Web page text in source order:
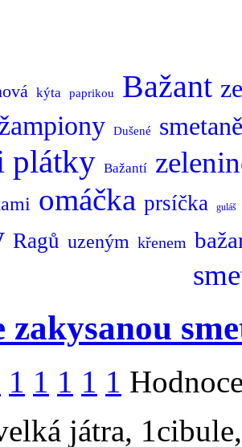
kýta paprikou Bažant
žampiony Dušené smetaně
plátky Bažantí
omáčka prsíčka guláš
Ragů uzeným křenem
zakysanou
1 1 1 1 1
játra,